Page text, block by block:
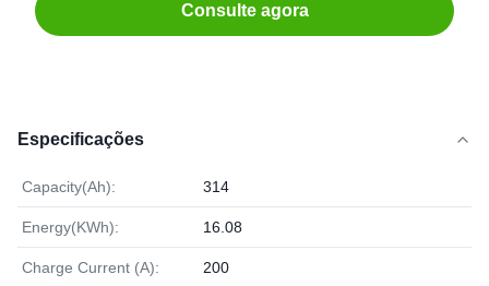
Consulte agora
Especificações
Capacity(Ah): 314
Energy(KWh): 16.08
Charge Current (A): 200